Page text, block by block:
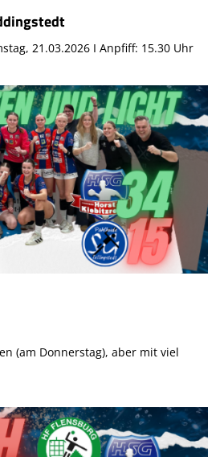
21.03.2026 I Anpfiff: 15.30 Uhr
(am Donnerstag), aber mit viel